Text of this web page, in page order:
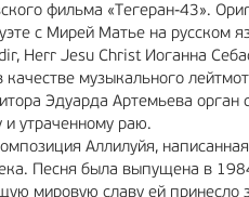
фильма «Тегеран-43».
с Мирей Матье на русском
Herr Jesu Christ Иоганна
музыкального
Эдуарда Артемьева орган
утраченному раю.
Аллилуйя,
Песня была выпущена в
мировую славу ей